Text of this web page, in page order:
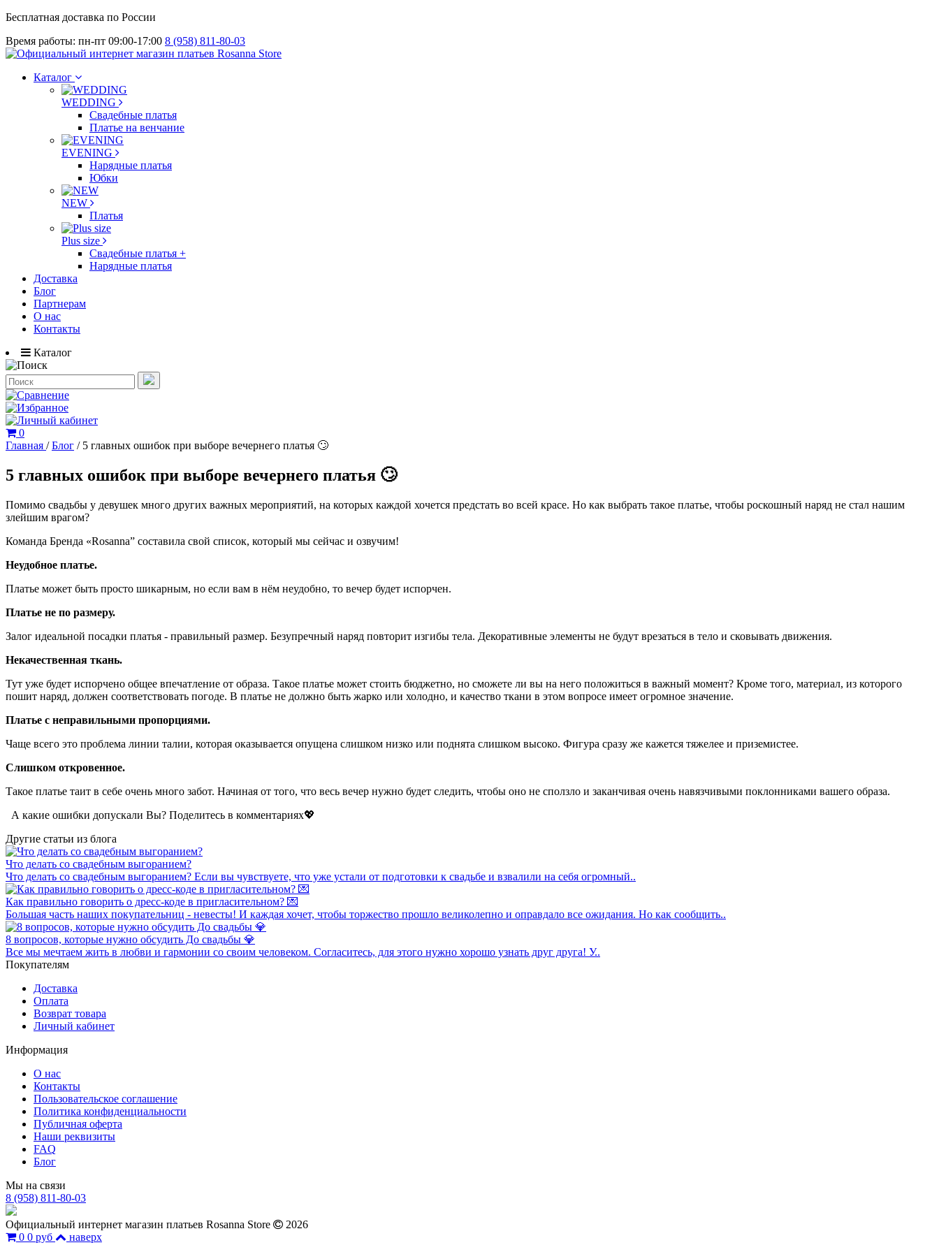
Бесплатная доставка по России
Время работы: пн-пт 09:00-17:00 8 (958) 811-80-03
Каталог
WEDDING
Свадебные платья
Платье на венчание
EVENING
Нарядные платья
Юбки
NEW
Платья
Plus size
Свадебные платья +
Нарядные платья
Доставка
Блог
Партнерам
О нас
Контакты
Каталог
0
Главная /Блог / 5 главных ошибок при выборе вечернего платья 🙄
5 главных ошибок при выборе вечернего платья 🙄
Помимо свадьбы у девушек много других важных мероприятий, на которых каждой хочется предстать во всей красе. Но как выбрать такое платье, чтобы роскошный наряд не стал нашим
злейшим врагом?
Команда Бренда «Rosanna” составила свой список, который мы сейчас и озвучим!
Неудобное платье.
Платье может быть просто шикарным, но если вам в нём неудобно, то вечер будет испорчен.
Платье не по размеру.
Залог идеальной посадки платья - правильный размер. Безупречный наряд повторит изгибы тела. Декоративные элементы не будут врезаться в тело и сковывать движения.
Некачественная ткань.
Тут уже будет испорчено общее впечатление от образа. Такое платье может стоить бюджетно, но сможете ли вы на него положиться в важный момент? Кроме того, материал, из которого
пошит наряд, должен соответствовать погоде. В платье не должно быть жарко или холодно, и качество ткани в этом вопросе имеет огромное значение.
Платье с неправильными пропорциями.
Чаще всего это проблема линии талии, которая оказывается опущена слишком низко или поднята слишком высоко. Фигура сразу же кажется тяжелее и приземистее.
Слишком откровенное.
Такое платье таит в себе очень много забот. Начиная от того, что весь вечер нужно будет следить, чтобы оно не сползло и заканчивая очень навязчивыми поклонниками вашего образа.
А какие ошибки допускали Вы? Поделитесь в комментариях💖
Другие статьи из блога
Что делать со свадебным выгоранием?
Что делать со свадебным выгоранием? Если вы чувствуете, что уже устали от подготовки к свадьбе и взвалили на себя огромный..
Как правильно говорить о дресс-коде в пригласительном? 💌
Большая часть наших покупательниц - невесты! И каждая хочет, чтобы торжество прошло великолепно и оправдало все ожидания. Но как сообщить..
8 вопросов, которые нужно обсудить До свадьбы 💎
Все мы мечтаем жить в любви и гармонии со своим человеком. Согласитесь, для этого нужно хорошо узнать друг друга! У..
Покупателям
Доставка
Оплата
Возврат товара
Личный кабинет
Информация
О нас
Контакты
Пользовательское соглашение
Политика конфиденциальности
Публичная оферта
Наши реквизиты
FAQ
Блог
Мы на связи
8 (958) 811-80-03
Официальный интернет магазин платьев Rosanna Store
2026
0 0 руб наверх